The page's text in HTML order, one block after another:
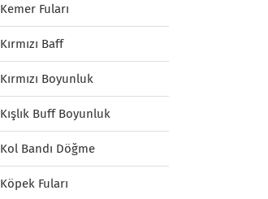
Kemer Fuları
Kırmızı Baff
Kırmızı Boyunluk
Kışlık Buff Boyunluk
Kol Bandı Döğme
Köpek Fuları